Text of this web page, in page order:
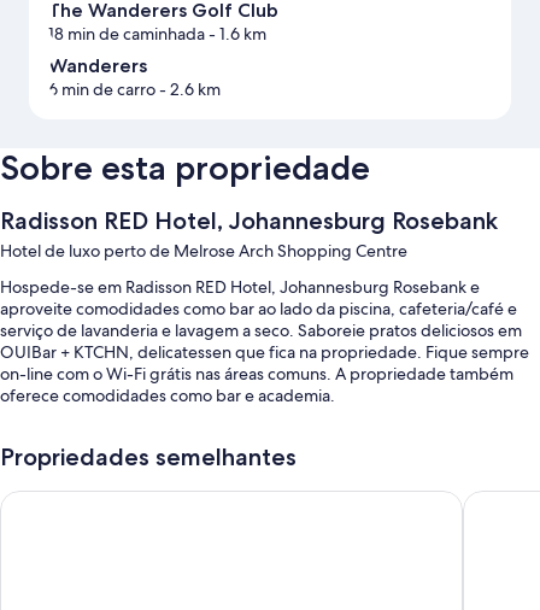
The Wanderers Golf Club
18 min de caminhada- 1.6 km
Wanderers
6 min de carro- 2.6 km
Sobre esta propriedade
Radisson RED Hotel, Johannesburg Rosebank
Hotel de luxo perto de Melrose Arch Shopping Centre
Hospede-se em Radisson RED Hotel, Johannesburg Rosebank e
aproveite comodidades como bar ao lado da piscina, cafeteria/café e
serviço de lavanderia e lavagem a seco. Saboreie pratos deliciosos em
OUIBar + KTCHN, delicatessen que fica na propriedade. Fique sempre
on-line com o Wi-Fi grátis nas áreas comuns. A propriedade também
oferece comodidades como bar e academia.
Uma piscina externa com espreguiçadeiras
Buffet de café da manhã (sobretaxa), estacionamento no local e
Propriedades semelhantes
Southern Sun Rosebank Holiday